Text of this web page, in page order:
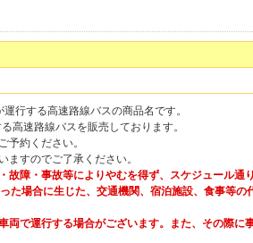
行する高速路線バスの商品名です。
高速路線バスを販売しております。
予約ください。
すのでご了承ください。
障・事故等によりやむを得ず、スケジュール通
た場合に生じた、交通機関、宿泊施設、食事等の
で運行する場合がございます。また、その際に